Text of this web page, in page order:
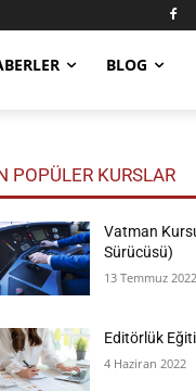
BLOG
POPÜLER KURSLAR
Vatman
Sürücüsü)
13 Temmuz 2022
Editörlük
4 Haziran 2022